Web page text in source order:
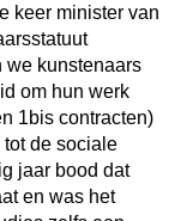
keer minister van
we kunstenaars
om hun werk
1bis contracten)
de sociale
jaar bood dat
en was het